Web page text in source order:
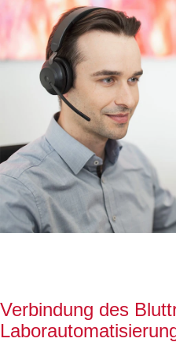
Verbindung des